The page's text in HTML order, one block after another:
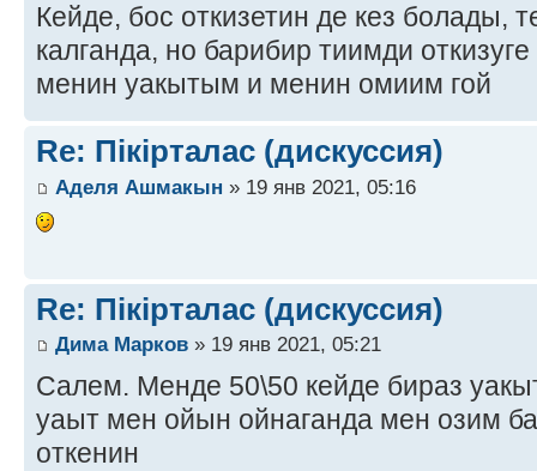
Кейде, бос откизетин де кез болады,
калганда, но барибир тиимди
менин уакытым и менин омиим гой
Re: Пікірталас (дискуссия)
Аделя Ашмакын » 19 янв 2021, 05:16
Re: Пікірталас (дискуссия)
Дима Марков » 19 янв 2021, 05:21
Салем. Менде 50\50 кейде бираз
уаыт мен ойын ойнаганда мен озим
откенин